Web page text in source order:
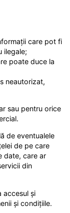
care pot fi
ilegale;
poate duce la
neautorizat,
sau pentru orice
de eventualele
de pe care
date, care ar
din
accesul și
și condițiile.